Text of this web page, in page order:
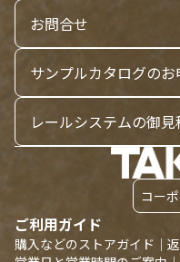
お問合せ
サンプルカタログのお
レールシステムの御見
コー
ご利用ガイド
購入などのストアガイド ｜